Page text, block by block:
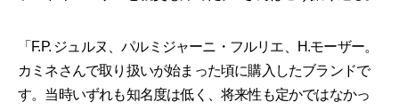
「F.P. ジュルヌ、パルミジャーニ・フルリエ、H.モーザー。
カミネさんで取り扱いが始まった頃に購入したブランドで
す。当時いずれも知名度は低く、将来性も定かではなかっ